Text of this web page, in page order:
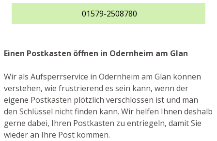
01579-2508780
Einen Postkasten öffnen in Odernheim am Glan
Wir als Aufsperrservice in Odernheim am Glan können
verstehen, wie frustrierend es sein kann, wenn der
eigene Postkasten plötzlich verschlossen ist und man
den Schlüssel nicht finden kann. Wir helfen Ihnen deshalb
gerne dabei, Ihren Postkasten zu entriegeln, damit Sie
wieder an Ihre Post kommen.